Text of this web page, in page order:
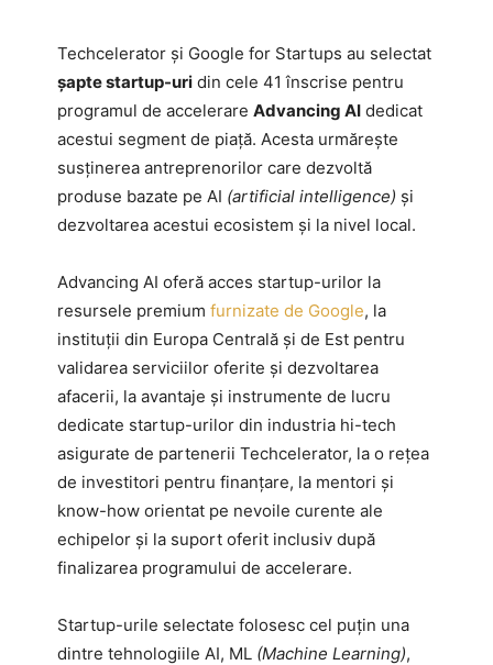
Techcelerator și Google for Startups au selectat
șapte startup-uri din cele 41 înscrise pentru
programul de accelerare Advancing AI dedicat
acestui segment de piață. Acesta urmărește
susținerea antreprenorilor care dezvoltă
produse bazate pe AI (artificial intelligence) și
dezvoltarea acestui ecosistem și la nivel local.
Advancing AI oferă acces startup-urilor la
resursele premium furnizate de Google, la
instituții din Europa Centrală și de Est pentru
validarea serviciilor oferite și dezvoltarea
afacerii, la avantaje și instrumente de lucru
dedicate startup-urilor din industria hi-tech
asigurate de partenerii Techcelerator, la o rețea
de investitori pentru finanțare, la mentori și
know-how orientat pe nevoile curente ale
echipelor și la suport oferit inclusiv după
finalizarea programului de accelerare.
Startup-urile selectate folosesc cel puțin una
dintre tehnologiile AI, ML (Machine Learning),